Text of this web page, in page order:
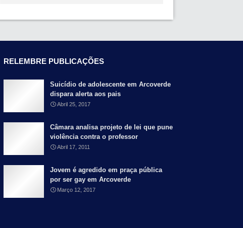
RELEMBRE PUBLICAÇÕES
Suicídio de adolescente em Arcoverde
dispara alerta aos pais
Abril 25, 2017
Câmara analisa projeto de lei que pune
violência contra o professor
Abril 17, 2011
Jovem é agredido em praça pública
por ser gay em Arcoverde
Março 12, 2017